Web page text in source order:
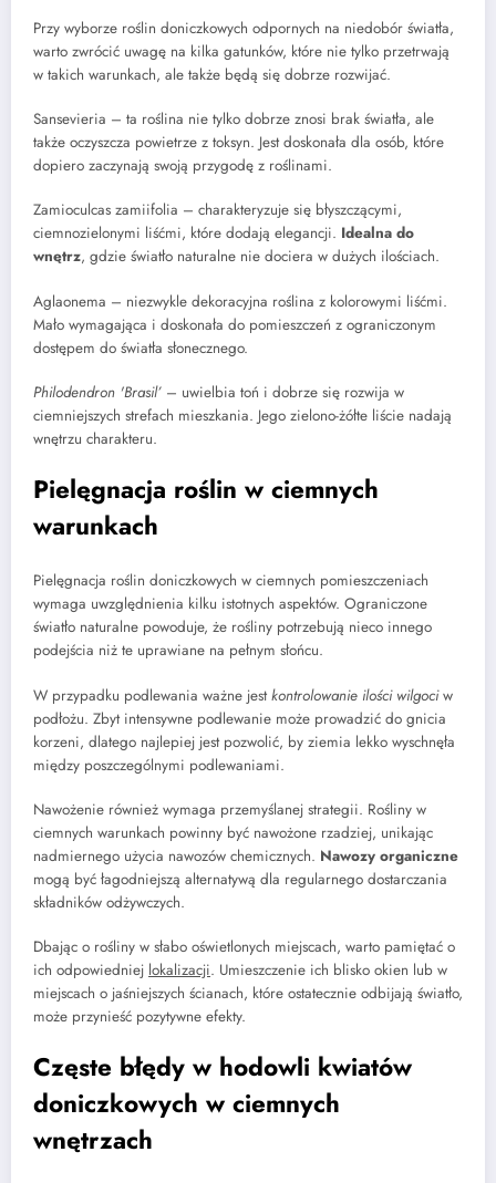
Przy wyborze roślin doniczkowych odpornych na niedobór światła,
warto zwrócić uwagę na kilka gatunków, które nie tylko przetrwają
w takich warunkach, ale także będą się dobrze rozwijać.
Sansevieria – ta roślina nie tylko dobrze znosi brak światła, ale
także oczyszcza powietrze z toksyn. Jest doskonała dla osób, które
dopiero zaczynają swoją przygodę z roślinami.
Zamioculcas zamiifolia – charakteryzuje się błyszczącymi,
ciemnozielonymi liśćmi, które dodają elegancji. Idealna do
wnętrz, gdzie światło naturalne nie dociera w dużych ilościach.
Aglaonema – niezwykle dekoracyjna roślina z kolorowymi liśćmi.
Mało wymagająca i doskonała do pomieszczeń z ograniczonym
dostępem do światła słonecznego.
Philodendron 'Brasil’ – uwielbia toń i dobrze się rozwija w
ciemniejszych strefach mieszkania. Jego zielono-żółte liście nadają
wnętrzu charakteru.
Pielęgnacja roślin w ciemnych
warunkach
Pielęgnacja roślin doniczkowych w ciemnych pomieszczeniach
wymaga uwzględnienia kilku istotnych aspektów. Ograniczone
światło naturalne powoduje, że rośliny potrzebują nieco innego
podejścia niż te uprawiane na pełnym słońcu.
W przypadku podlewania ważne jestkontrolowanie ilości wilgociw
podłożu. Zbyt intensywne podlewanie może prowadzić do gnicia
korzeni, dlatego najlepiej jest pozwolić, by ziemia lekko wyschnęła
między poszczególnymi podlewaniami.
Nawożenie również wymaga przemyślanej strategii. Rośliny w
ciemnych warunkach powinny być nawożone rzadziej, unikając
nadmiernego użycia nawozów chemicznych. Nawozy organiczne
mogą być łagodniejszą alternatywą dla regularnego dostarczania
składników odżywczych.
Dbając o rośliny w słabo oświetlonych miejscach, warto pamiętać o
ich odpowiedniej lokalizacji. Umieszczenie ich blisko okien lub w
miejscach o jaśniejszych ścianach, które ostatecznie odbijają światło,
może przynieść pozytywne efekty.
Częste błędy w hodowli kwiatów
doniczkowych w ciemnych
wnętrzach